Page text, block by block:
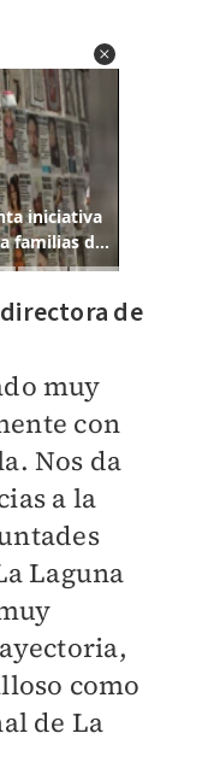
de
muy
con
Nos da
a la
Laguna
como
de La